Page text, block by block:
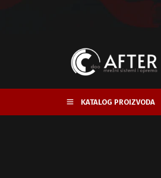
KATALOG PROIZVODA